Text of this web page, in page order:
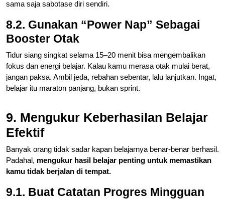
sama saja sabotase diri sendiri.
8.2. Gunakan “Power Nap” Sebagai
Booster Otak
Tidur siang singkat selama 15–20 menit bisa mengembalikan
fokus dan energi belajar. Kalau kamu merasa otak mulai berat,
jangan paksa. Ambil jeda, rebahan sebentar, lalu lanjutkan. Ingat,
belajar itu maraton panjang, bukan sprint.
9. Mengukur Keberhasilan Belajar
Efektif
Banyak orang tidak sadar kapan belajarnya benar-benar berhasil.
Padahal, mengukur hasil belajar penting untuk memastikan
kamu tidak berjalan di tempat.
9.1. Buat Catatan Progres Mingguan